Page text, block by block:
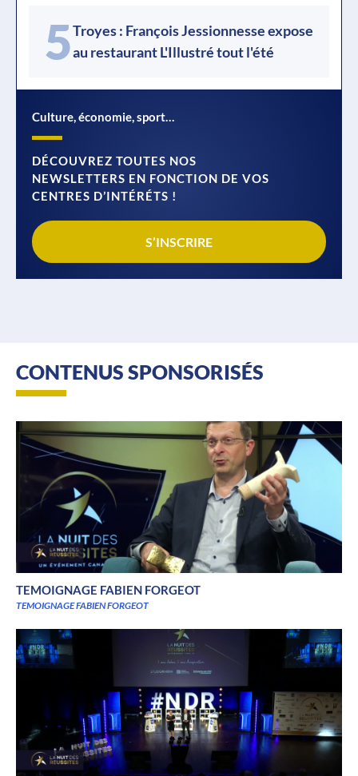
5Troyes : François Jessionnesse expose
au restaurant L'Illustré tout l'été
Culture, économie, sport…
DÉCOUVREZ TOUTES NOS
NEWSLETTERS EN FONCTION DE VOS
CENTRES D’INTÉRÉTS !
S’INSCRIRE
CONTENUS SPONSORISÉS
TEMOIGNAGE FABIEN FORGEOT
TEMOIGNAGE FABIEN FORGEOT